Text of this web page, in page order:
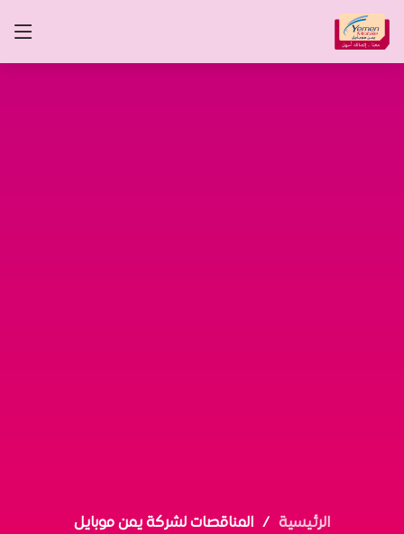
الرئيسية المناقصات لشركة يمن موبايل